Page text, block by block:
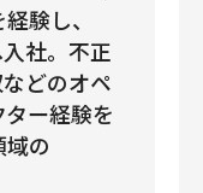
験し、
社。不正
どのオペ
ー経験を
の